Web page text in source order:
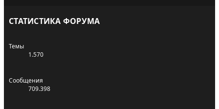
СТАТИСТИКА ФОРУМА
Темы
1.570
Сообщения
709.398